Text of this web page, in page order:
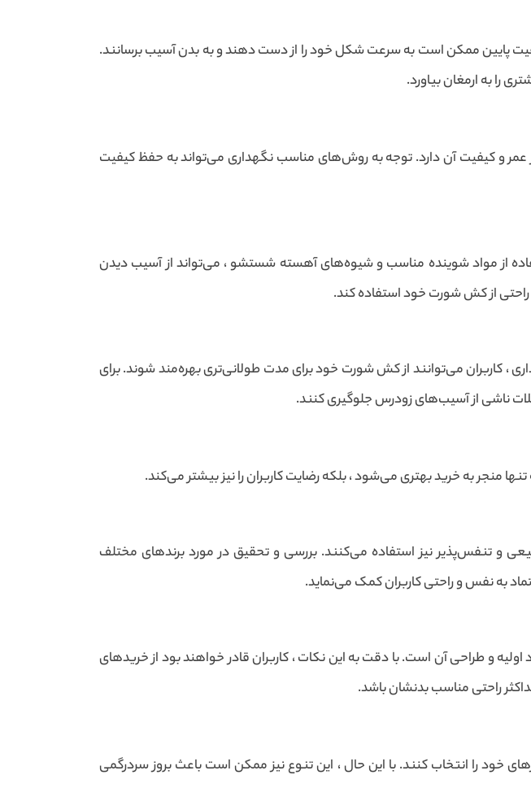
پایین ممکن است به سرعت شکل خود را از دست دهند و به بدن آسیب برسانند.
را به ارمغان بیاورد.
و کیفیت آن دارد. توجه به روش‌های مناسب نگهداری می‌تواند به حفظ کیفیت
مواد شوینده مناسب و شیوه‌های آهسته شستشو ، می‌تواند از آسیب دیدن
راحتی از کش شورت خود استفاده کند.
، کاربران می‌توانند از کش شورت خود برای مدت طولانی‌تری بهره‌مند شوند. برای
ناشی از آسیب‌های زودرس جلوگیری کنند.
منجر به خرید بهتری می‌شود ، بلکه رضایت کاربران را نیز بیشتر می‌کند.
و تنفس‌پذیر نیز استفاده می‌کنند. بررسی و تحقیق در مورد برندهای مختلف
به نفس و راحتی کاربران کمک می‌نماید.
و طراحی آن است. با دقت به این نکات ، کاربران قادر خواهند بود از خریدهای
راحتی مناسب بدنشان باشد.
خود را انتخاب کنند. با این حال ، این تنوع نیز ممکن است باعث بروز سردرگمی